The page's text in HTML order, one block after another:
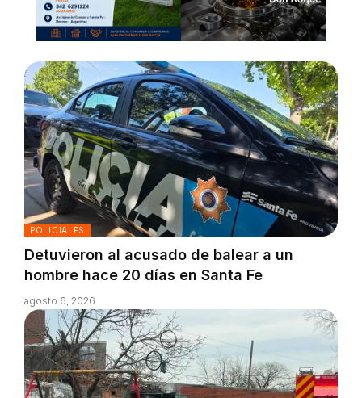
POLICIALES
Detuvieron al acusado de balear a un
hombre hace 20 días en Santa Fe
agosto 6, 2026